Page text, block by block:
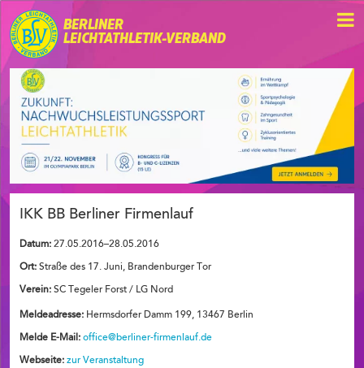
BERLINER
LEICHTATHLETIK-VERBAND
IKK BB Berliner Firmenlauf
Datum: 27.05.2016–28.05.2016
Ort: Straße des 17. Juni, Brandenburger Tor
Verein: SC Tegeler Forst / LG Nord
Meldeadresse: Hermsdorfer Damm 199, 13467 Berlin
Melde E-Mail: office@berliner-firmenlauf.de
Webseite: zur Veranstaltung